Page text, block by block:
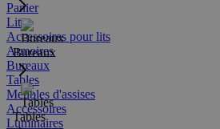
Panier
Bureaux
Tables
Lits
Accessoires pour lits
Armoires
Bureaux
Tables
Meubles d'assises
Accessoires
Luminaires